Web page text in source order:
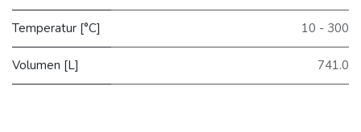
Temperatur [°C] 10 - 300
Volumen [L] 741.0